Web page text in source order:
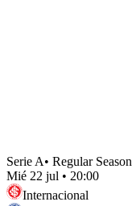
Serie A• Regular Season
Mié 22 jul • 20:00
Internacional